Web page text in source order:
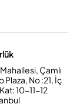
Çamlı
Plaza, No :21, İç
10-11-12